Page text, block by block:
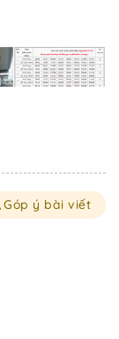
Góp ý bài viết